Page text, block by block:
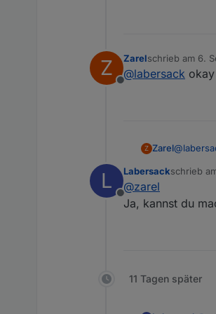
auch
Viele
Z
Offline
Zarelschrieb am 6.
zuletzt editiert
@labersack
Z Zarel@
L
Offline
Labersackschrieb
zuletzt
@zarel
Ja, kannst du
11 Tagen später